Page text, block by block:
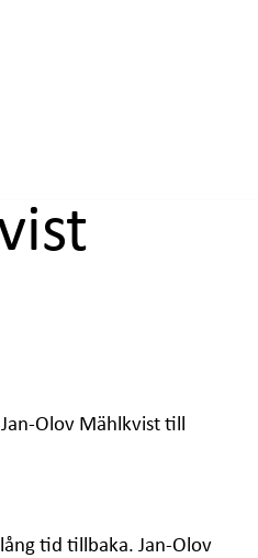
Olov Mählkvist till
tid tillbaka. Jan-Olov